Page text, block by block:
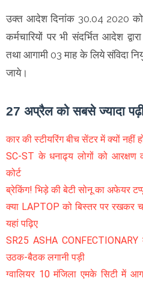
उक्त आदेश दिनांक 30.04 2020 को
कर्मचारियों पर भी संदर्भित आदेश
तथा आगामी 03 माह के लिये संविदा
जाये।
27 अप्रैल को सबसे ज्यादा
कार की स्टीयरिंग बीच सेंटर में क्यों नहीं
SC-ST के धनाढ्य लोगों को आरक्षण
कोर्ट
ब्रेकिंग! भिड़े की बेटी सोनू का अफेयर
क्या LAPTOP को बिस्तर पर रखकर
यहां पढ़िए
SR25 ASHA CONFECTIONARY
उठक-बैठक लगानी पड़ी
ग्वालियर 10 मंजिला एमके सिटी में